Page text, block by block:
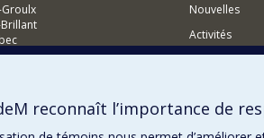
Nouvelles
Activités
reconnaît l’importance de